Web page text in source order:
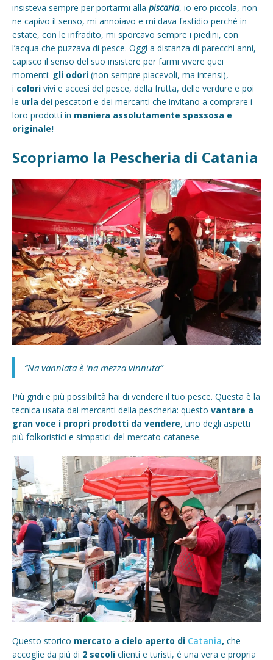
insisteva sempre per portarmi alla piscaria, io ero piccola, non
ne capivo il senso, mi annoiavo e mi dava fastidio perché in
estate, con le infradito, mi sporcavo sempre i piedini, con
l’acqua che puzzava di pesce. Oggi a distanza di parecchi anni,
capisco il senso del suo insistere per farmi vivere quei
momenti: gli odori (non sempre piacevoli, ma intensi),
i colori vivi e accesi del pesce, della frutta, delle verdure e poi
le urla dei pescatori e dei mercanti che invitano a comprare i
loro prodotti in maniera assolutamente spassosa e
originale!
Scopriamo la Pescheria di Catania
“Na vanniata è ‘na mezza vinnuta”
Più gridi e più possibilità hai di vendere il tuo pesce. Questa è la
tecnica usata dai mercanti della pescheria: questo vantare a
gran voce i propri prodotti da vendere, uno degli aspetti
più folkoristici e simpatici del mercato catanese.
Questo storico mercato a cielo aperto di Catania, che
accoglie da più di 2 secoli clienti e turisti, è una vera e propria